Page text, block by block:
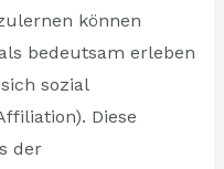
können
bedeutsam erleben
sozial
Diese
der